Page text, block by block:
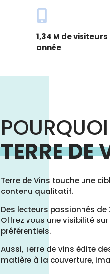
1,34 M de
année
TERRE DE
Terre de Vins touche une
contenu qualitatif.
Des lecteurs passionnés
Offrez vous une visibilité
préférentiels.
Aussi, Terre de Vins édite
matière à la couverture,